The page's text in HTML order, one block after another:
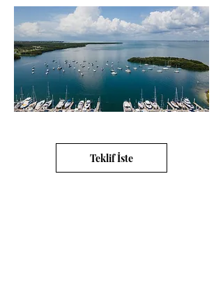
Teklif İste